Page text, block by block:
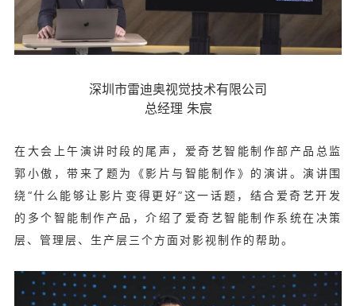
深圳市雷迪奥视觉技术有限公司
总经理 朱宸
在大会上午演讲时段的尾声，爱奇艺智能制作部产品总监
郭小傲，带来了题为《影片与智能制作》的演讲。演讲围
绕“什么能够让影片变得更好”这一话题，结合爱奇艺开发
的多个智能制作产品，介绍了爱奇艺智能制作系统在决策
层、管理层、生产层三个方面对影视制作的帮助。